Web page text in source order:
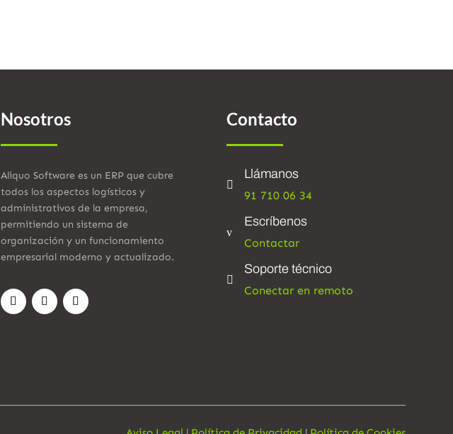
Nosotros
Aliquo Software es un ERP que cubre
todos los aspectos logísticos y
administrativos de la empresa,
permitiendo un sistema de
organización y un funcionamiento
empresarial moderno y actualizado.
Contacto

Llámanos
91 710 06 34
v
Escríbenos
Contactar

Soporte técnico
Conectar en remoto